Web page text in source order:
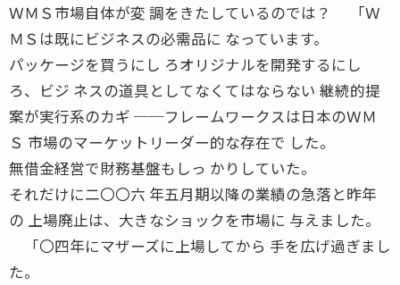
ＷＭＳ市場自体が変 調をきたしているのでは？ 「Ｗ
ＭＳは既にビジネスの必需品に なっています。
パッケージを買うにし ろオリジナルを開発するにし
ろ、ビジ ネスの道具としてなくてはならない 継続的提
案が実行系のカギ ──フレームワークスは日本のＷＭ
Ｓ 市場のマーケットリーダー的な存在で した。
無借金経営で財務基盤もしっ かりしていた。
それだけに二〇〇六 年五月期以降の業績の急落と昨年
の 上場廃止は、大きなショックを市場に 与えました。
「〇四年にマザーズに上場してから 手を広げ過ぎまし
た。